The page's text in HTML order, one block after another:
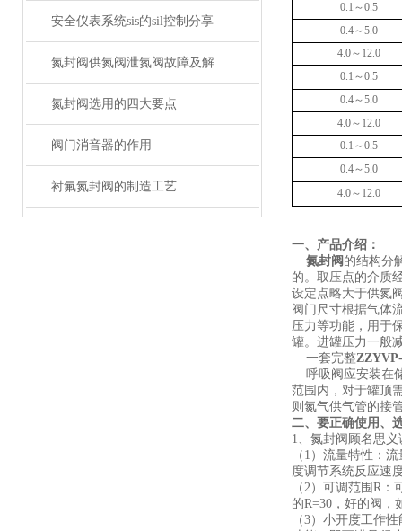
安全仪表系统sis的sil控制分享
氮封阀供氮阀泄氮阀故障及解决方案
氮封阀选用的四大要点
阀门消音器的作用
衬氟氮封阀的制造工艺
0.1 ～0.5
0.4～5.0
4.0～ 12.0
0.1 ～0.5
0.4～5.0
4.0～ 12.0
0.1 ～0.5
0.4～5.0
4.0～ 12.0
一、产品介绍：
氮封阀 的结构分
的。取压点的介质
设定点略大于供氮
阀门尺寸根据气体
压力等功能，用于
罐。进罐压力一般
一套完整
呼吸阀应安装在
范围内，对于罐顶
则氮气供气管的接
二、要正确使用、
1、氮封阀顾名思
（1）流量特性：
度调节系统反应速
（2）可调范围R
的R=30，好的阀，
（3）小开度工作